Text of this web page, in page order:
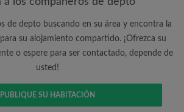
de depto buscando en su área y encontra la
su alojamiento compartido. ¡Ofrezca su
o espere para ser contactado, depende de
usted!
PUBLIQUE SU HABITACIÓN